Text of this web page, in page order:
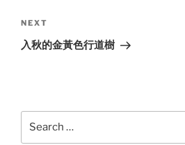
Next
Post
NEXT
入秋的金黃色行道樹